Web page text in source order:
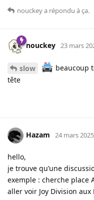
nouckeya répondu à ça.
nouckey 23 mars
slow
beaucoup
tête
Hazam 24 mars 2025
hello,
je trouve qu’une
exemple : cherche place
aller voir Joy Division